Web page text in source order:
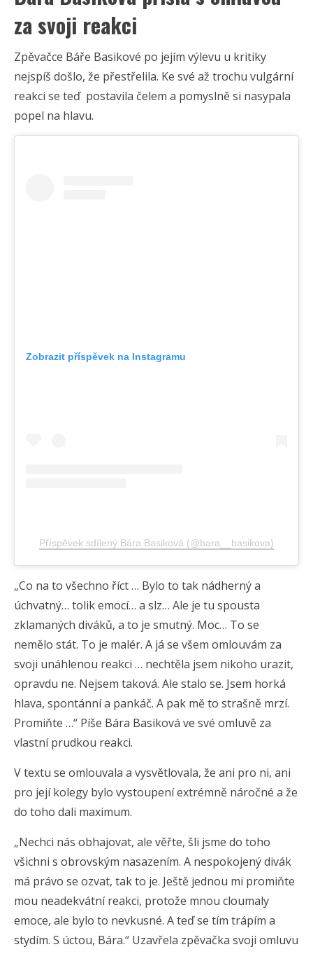
za svoji reakci
Zpěvačce Báře Basikové po jejím výlevu u kritiky
nejspíš došlo, že přestřelila. Ke své až trochu vulgární
reakci se teď postavila čelem a pomyslně si nasypala
popel na hlavu.
Zobrazit příspěvek na Instagramu
Příspěvek sdílený Bára Basiková (@bara__basikova)
„Co na to všechno říct … Bylo to tak nádherný a
úchvatný… tolik emocí… a slz… Ale je tu spousta
zklamaných diváků, a to je smutný. Moc… To se
nemělo stát. To je malér. A já se všem omlouvám za
svoji unáhlenou reakci … nechtěla jsem nikoho urazit,
opravdu ne. Nejsem taková. Ale stalo se. Jsem horká
hlava, spontánní a pankáč. A pak mě to strašně mrzí.
Promiňte …“ Píše Bára Basiková ve své omluvě za
vlastní prudkou reakci.
V textu se omlouvala a vysvětlovala, že ani pro ni, ani
pro její kolegy bylo vystoupení extrémně náročné a že
do toho dali maximum.
„Nechci nás obhajovat, ale věřte, šli jsme do toho
všichni s obrovským nasazením. A nespokojený divák
má právo se ozvat, tak to je. Ještě jednou mi promiňte
mou neadekvátní reakci, protože mnou cloumaly
emoce, ale bylo to nevkusné. A teď se tím trápím a
stydím. S úctou, Bára.“ Uzavřela zpěvačka svoji omluvu